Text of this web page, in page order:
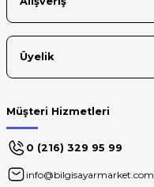
Üyelik
Müşteri Hizmetleri
0 (216) 329 95 99
info@bilgisayarmarket.com